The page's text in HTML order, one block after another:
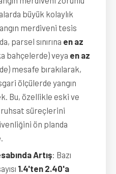
büyük kolaylık
merdiveni tesis
parsel sınırına en az
bahçelerde) veya en az
mesafe bırakılarak,
ölçülerde yangın
Bu, özellikle eski ve
süreçlerini
ön planda
Artış: Bazı
1.4'ten 2.40'a